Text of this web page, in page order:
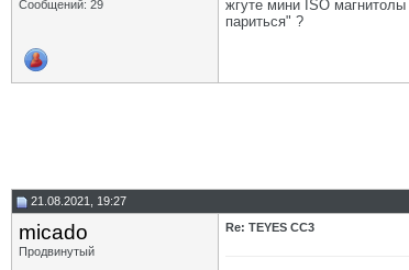
Сообщений: 29
жгуте мини ISO
париться" ?
21.08.2021, 19:27
micado
Продвинутый
Re: TEYES CC3